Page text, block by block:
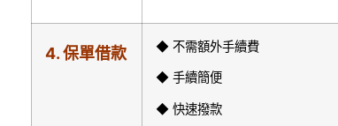
4.保單借款 ◆ 不需額外⼿續費
◆ ⼿續簡便
◆ 快速撥款